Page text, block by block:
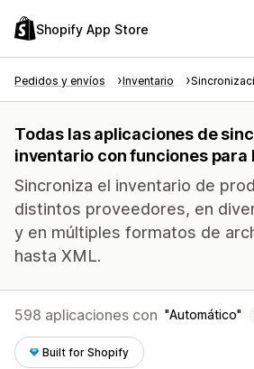
Shopify App Store
Pedidos y envíos Inventario
Todas las aplicaciones de
inventario con funciones para
Sincroniza el inventario de
distintos proveedores, en
y en múltiples formatos de
hasta XML.
598 aplicaciones con Automático
Built for Shopify